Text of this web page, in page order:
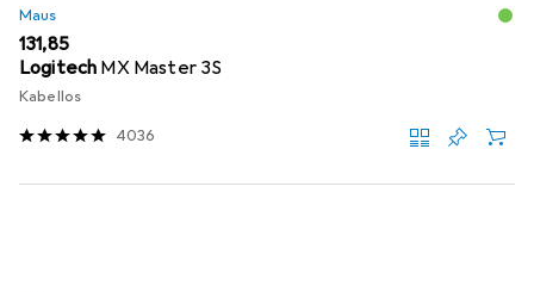
Maus
EUR
131,85
Logitech MX Master 3S
Kabellos
4036